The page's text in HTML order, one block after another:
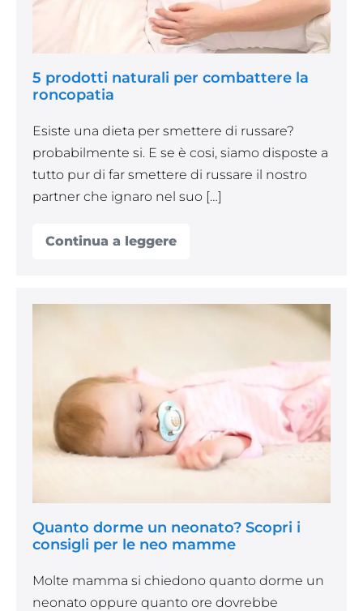
5 prodotti naturali per combattere la
roncopatia
Esiste una dieta per smettere di russare?
probabilmente si. E se è cosi, siamo disposte a
tutto pur di far smettere di russare il nostro
partner che ignaro nel suo […]
Continua a leggere
5
neonato?
Scopri
consigli
mamme
Quanto dorme un neonato? Scopri i
consigli per le neo mamme
Molte mamma si chiedono quanto dorme un
neonato oppure quanto ore dovrebbe